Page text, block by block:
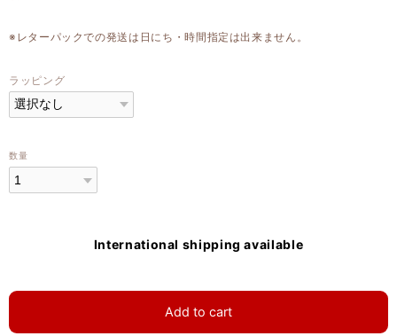
※レターパックでの発送は日にち・時間指定は出来ません。
ラッピング
数量
International shipping available
Add to cart